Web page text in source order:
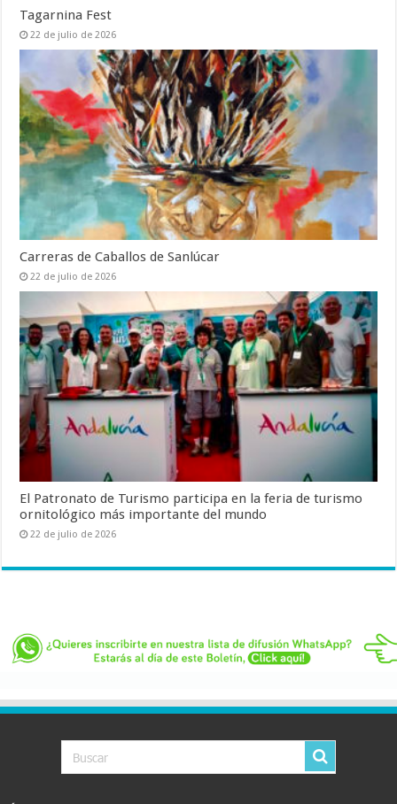
Tagarnina Fest
22 de julio de 2026
Carreras de Caballos de Sanlúcar
22 de julio de 2026
El Patronato de Turismo participa en la feria de turismo
ornitológico más importante del mundo
22 de julio de 2026